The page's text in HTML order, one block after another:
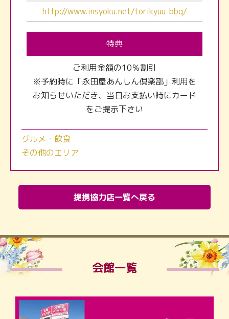
http://www.insyoku.net/torikyuu-bbq/
特典
ご利用金額の10％割引
※予約時に「永田屋あんしん倶楽部」利用を
お知らせいただき、当日お支払い時にカード
をご提示下さい
グルメ・飲食
その他のエリア
提携協力店一覧へ戻る
会館一覧